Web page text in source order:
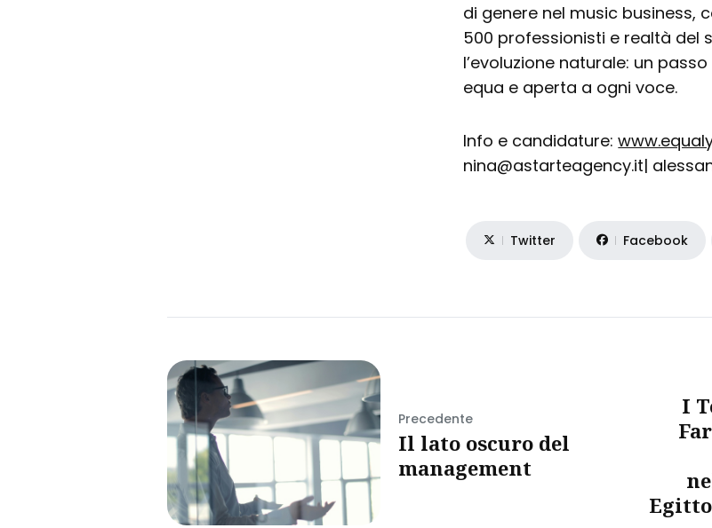
di genere nel music
500 professionisti e realtà del
l’evoluzione naturale: un
equa e aperta a ogni voce.
Info e candidature:
nina@astarteagency.it|
Twitter Facebook
Precedente
Il lato oscuro del
management
I